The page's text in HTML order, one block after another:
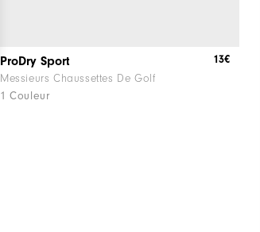
ProDry Sport
Messieurs Chaussettes De Golf
1 Couleur
13€